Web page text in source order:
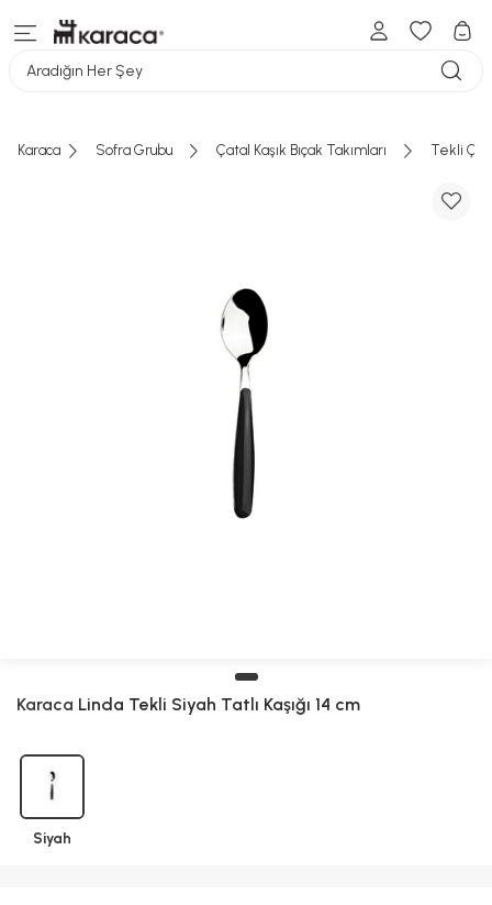
Aradığın Her Şey
Karaca Sofra Grubu Çatal Kaşık Bıçak Takımları Tekli
Karaca Linda Tekli Siyah Tatlı Kaşığı 14 cm
Siyah